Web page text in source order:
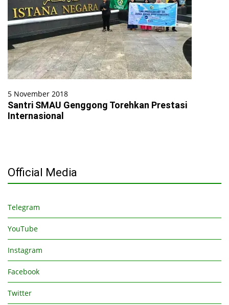
5 November 2018
Santri SMAU Genggong Torehkan Prestasi
Internasional
Official Media
Telegram
YouTube
Instagram
Facebook
Twitter